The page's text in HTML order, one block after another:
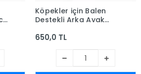
Köpekler için Balen
Destekli Arka Ayak
(L)
650,0 TL